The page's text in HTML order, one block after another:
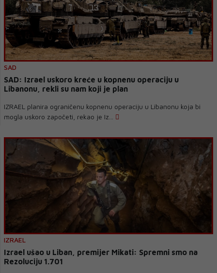
SAD
SAD: Izrael uskoro kreće u kopnenu operaciju u
Libanonu, rekli su nam koji je plan
IZRAEL planira ograničenu kopnenu operaciju u Libanonu koja bi
mogla uskoro započeti, rekao je Iz...
IZRAEL
Izrael ušao u Liban, premijer Mikati: Spremni smo na
Rezoluciju 1.701